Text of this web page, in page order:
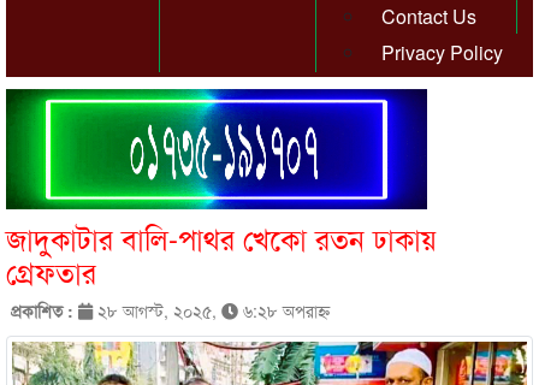
Contact Us
Privacy Policy
জাদুকাটার বালি-পাথর খেকো রতন ঢাকায়
গ্রেফতার
প্রকাশিত : ২৮ আগস্ট, ২০২৫, ৬:২৮ অপরাহ্ণ